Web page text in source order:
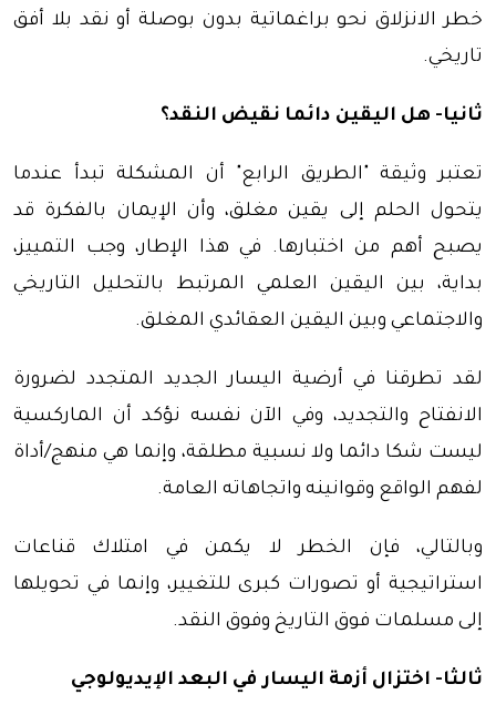
خطر الانزلاق نحو براغماتية بدون بوصلة أو نقد بلا أفق
تاريخي.
ثانيا- هل اليقين دائما نقيض النقد؟
تعتبر وثيقة "الطريق الرابع" أن المشكلة تبدأ عندما
يتحول الحلم إلى يقين مغلق، وأن الإيمان بالفكرة قد
يصبح أهم من اختبارها. في هذا الإطار، وجب التمييز،
بداية، بين اليقين العلمي المرتبط بالتحليل التاريخي
والاجتماعي وبين اليقين العقائدي المغلق.
لقد تطرقنا في أرضية اليسار الجديد المتجدد لضرورة
الانفتاح والتجديد، وفي الآن نفسه نؤكد أن الماركسية
ليست شكا دائما ولا نسبية مطلقة، وإنما هي منهج/أداة
لفهم الواقع وقوانينه واتجاهاته العامة.
وبالتالي، فإن الخطر لا يكمن في امتلاك قناعات
استراتيجية أو تصورات كبرى للتغيير، وإنما في تحويلها
إلى مسلمات فوق التاريخ وفوق النقد.
ثالثا- اختزال أزمة اليسار في البعد الإيديولوجي